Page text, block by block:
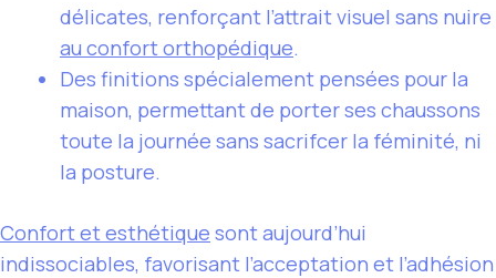
délicates, renforçant l’attrait visuel sans nuire
au confort orthopédique.
Des finitions spécialement pensées pour la
maison, permettant de porter ses chaussons
toute la journée sans sacrifcer la féminité, ni
la posture.
Confort et esthétique sont aujourd’hui
indissociables, favorisant l’acceptation et l’adhésion